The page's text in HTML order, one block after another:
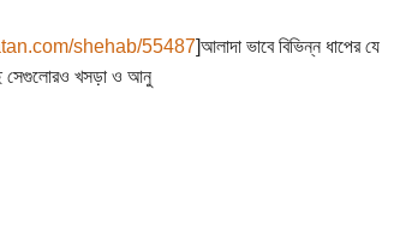
shehab/55487]আলাদা ভাবে বিভিন্ন ধাপের যে
সেগুলোরও খসড়া ও আনু